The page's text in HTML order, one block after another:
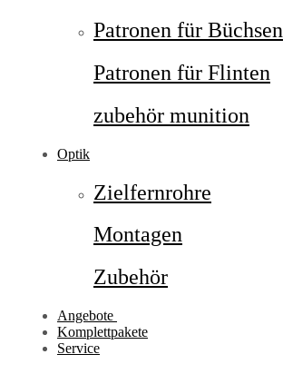
Patronen für Büchsen
Patronen für Flinten
zubehör munition
Optik
Zielfernrohre
Montagen
Zubehör
Angebote
Komplettpakete
Service